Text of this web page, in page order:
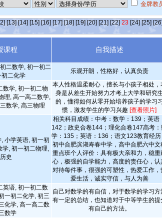
金牌教
[13] [14] [15] [16] [17] [18] [19] [20] [21] [22] 23 [24] [25] [26]
课程 自我描述
二数学, 初一初二
初二化学
乐观开朗，性格好，认真负责
数学, 初一初二物
理, 高一高二数学,
数学, 高三物理
本人性格温柔耐心，擅长与小孩子相处，
身是从差生开始努力才考上大学和研究
的，懂得如何从零开始培养孩子的学习习
惯，激发学生的学习兴趣 [查看照片]
小学英语, 初一初
学, 初一初二物理,
史
相关科目成绩：中考：数学：139；英语
142；政史合卷144；理化合卷147高考：
学：135；英语：136；语文123教育经历
初中合肥滨湖寿春中学，高中合肥六中文
重点班个人评价：具有极大亲和力，稳重
心，极强的自学能力，高度的责任心，认
对待每件事，很强的可塑性，热爱工作，
爱生活，诚实守信，与人为善
英语, 初一初二数
一初二化学, 初三
化学, 高一高二数
数学
自己对数学的有自信，对于数学的学习方
有一定的总结，也知道对于中等学生的提
有自己的方法。